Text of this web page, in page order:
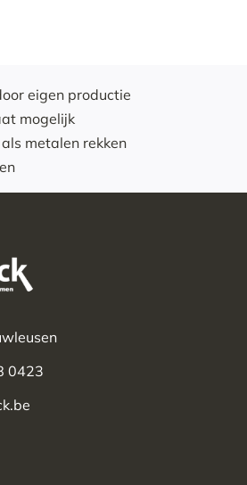
eigen productie
mogelijk
metalen rekken
0423